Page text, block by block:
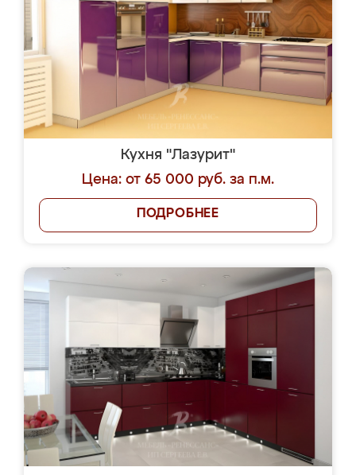
Кухня "Лазурит"
Цена: от 65 000 руб. за п.м.
ПОДРОБНЕЕ